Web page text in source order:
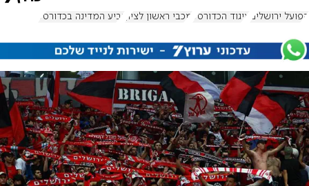
הפועל ירושלים איגוד הכדורסל מכבי ראשון לציון גביע המדינה בכדורסל